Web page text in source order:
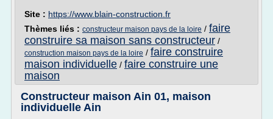
Site : https://www.blain-construction.fr
Thèmes liés : constructeur maison pays de la loire / faire
construire sa maison sans constructeur /
construction maison pays de la loire / faire construire
maison individuelle / faire construire une
maison
Constructeur maison Ain 01, maison
individuelle Ain